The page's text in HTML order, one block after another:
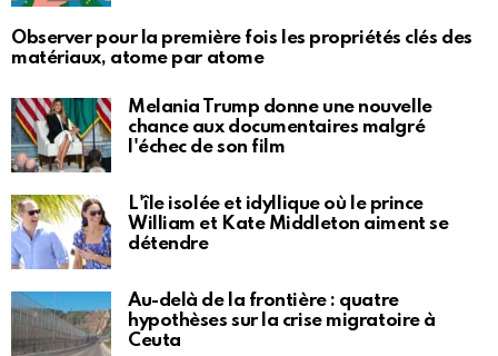
Observer pour la première fois les propriétés clés des
matériaux, atome par atome
Melania Trump donne une nouvelle
chance aux documentaires malgré
l'échec de son film
L'île isolée et idyllique où le prince
William et Kate Middleton aiment se
détendre
Au-delà de la frontière : quatre
hypothèses sur la crise migratoire à
Ceuta